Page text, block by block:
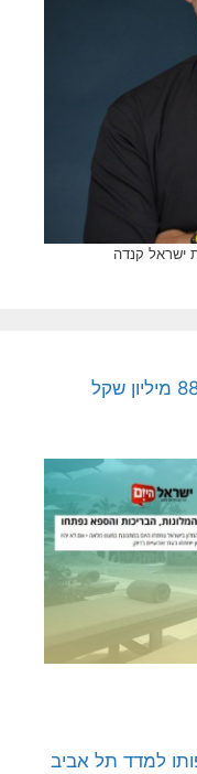
ישראל קנדה
גלובס: מנורה מבטחים משקיעה 88 מיליון שקל
למדד תל אביב